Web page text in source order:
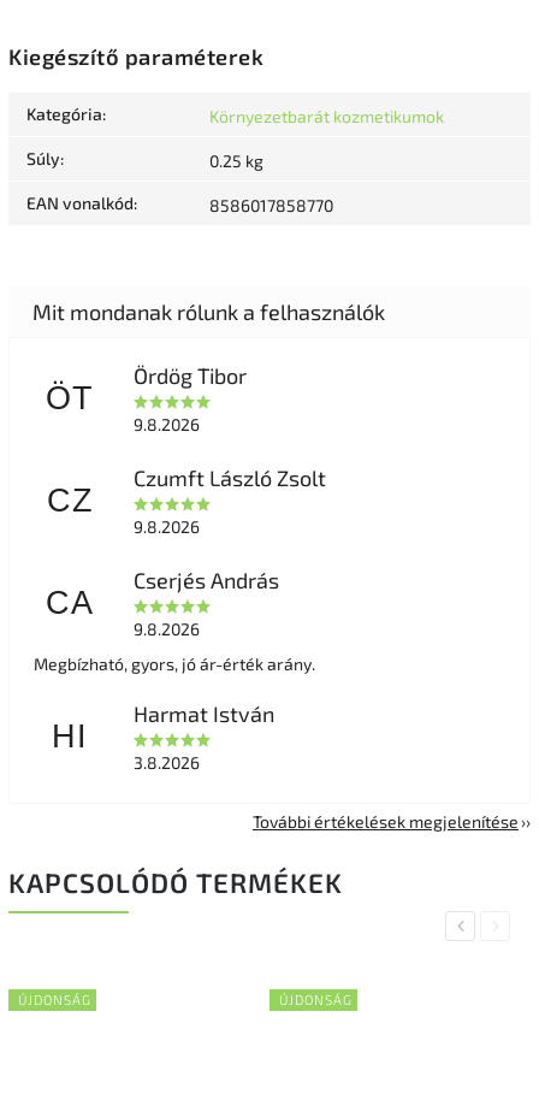
Kiegészítő paraméterek
Kategória: Környezetbarát kozmetikumok
Súly: 0.25 kg
EAN vonalkód: 8586017858770
ÖT
Ördög Tibor
9.8.2026
CZ
Czumft László Zsolt
9.8.2026
CA
Cserjés András
9.8.2026
Megbízható, gyors, jó ár-érték arány.
HI
Harmat István
3.8.2026
További értékelések megjelenítése
KAPCSOLÓDÓ TERMÉKEK
Previous
ÚJDONSÁG ÚJDONSÁG
Next